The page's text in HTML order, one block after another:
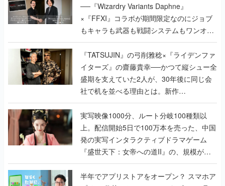
──『Wizardry Variants Daphne』
×『FFXI』コラボが期間限定なのにジョブ
もキャラも武器も戦闘システムもワンオフ
で作り込まれた理由を両ディレクターに聞
く
『TATSUJIN』の弓削雅稔×『ライデンファ
イターズ』の齋藤貴幸──かつて縦シュー全
盛期を支えていた2人が、30年後に同じ会
社で机を並べる理由とは。新作
『TATSUJIN EXTREME』で初タッグを組
んだレジェンド2人に訊く開発秘話
実写映像1000分、ルート分岐100種類以
上。配信開始5日で100万本を売った、中国
発の実写インタラクティブドラマゲーム
『盛世天下：女帝への道II』の、規模が違
うこだわりをプロデューサーに聞いた
半年でアプリストアをオープン？ スマホア